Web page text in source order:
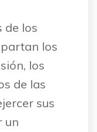
de los
los
los
de las
sus
un